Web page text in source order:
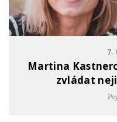
7.
Martina
zvládat